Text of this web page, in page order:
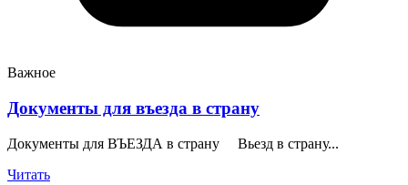
Важное
Документы для въезда в страну
Документы для ВЪЕЗДА в страну Вьезд в страну...
Читать